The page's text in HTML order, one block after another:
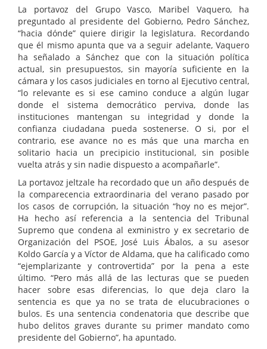
La portavoz del Grupo Vasco, Maribel Vaquero, ha
preguntado al presidente del Gobierno, Pedro Sánchez,
“hacia dónde” quiere dirigir la legislatura. Recordando
que él mismo apunta que va a seguir adelante, Vaquero
ha señalado a Sánchez que con la situación política
actual, sin presupuestos, sin mayoría suficiente en la
cámara y los casos judiciales en torno al Ejecutivo central,
“lo relevante es si ese camino conduce a algún lugar
donde el sistema democrático perviva, donde las
instituciones mantengan su integridad y donde la
confianza ciudadana pueda sostenerse. O si, por el
contrario, ese avance no es más que una marcha en
solitario hacia un precipicio institucional, sin posible
vuelta atrás y sin nadie dispuesto a acompañarle”.
La portavoz jeltzale ha recordado que un año después de
la comparecencia extraordinaria del verano pasado por
los casos de corrupción, la situación “hoy no es mejor”.
Ha hecho así referencia a la sentencia del Tribunal
Supremo que condena al exministro y ex secretario de
Organización del PSOE, José Luis Ábalos, a su asesor
Koldo García y a Víctor de Aldama, que ha calificado como
“ejemplarizante y controvertida” por la pena a este
último. “Pero más allá de las lecturas que se pueden
hacer sobre esas diferencias, lo que deja claro la
sentencia es que ya no se trata de elucubraciones o
bulos. Es una sentencia condenatoria que describe que
hubo delitos graves durante su primer mandato como
presidente del Gobierno”, ha apuntado.